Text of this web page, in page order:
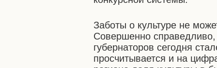
Заботы о культуре не
Совершенно
губернаторов сегодня
просчитывается и на